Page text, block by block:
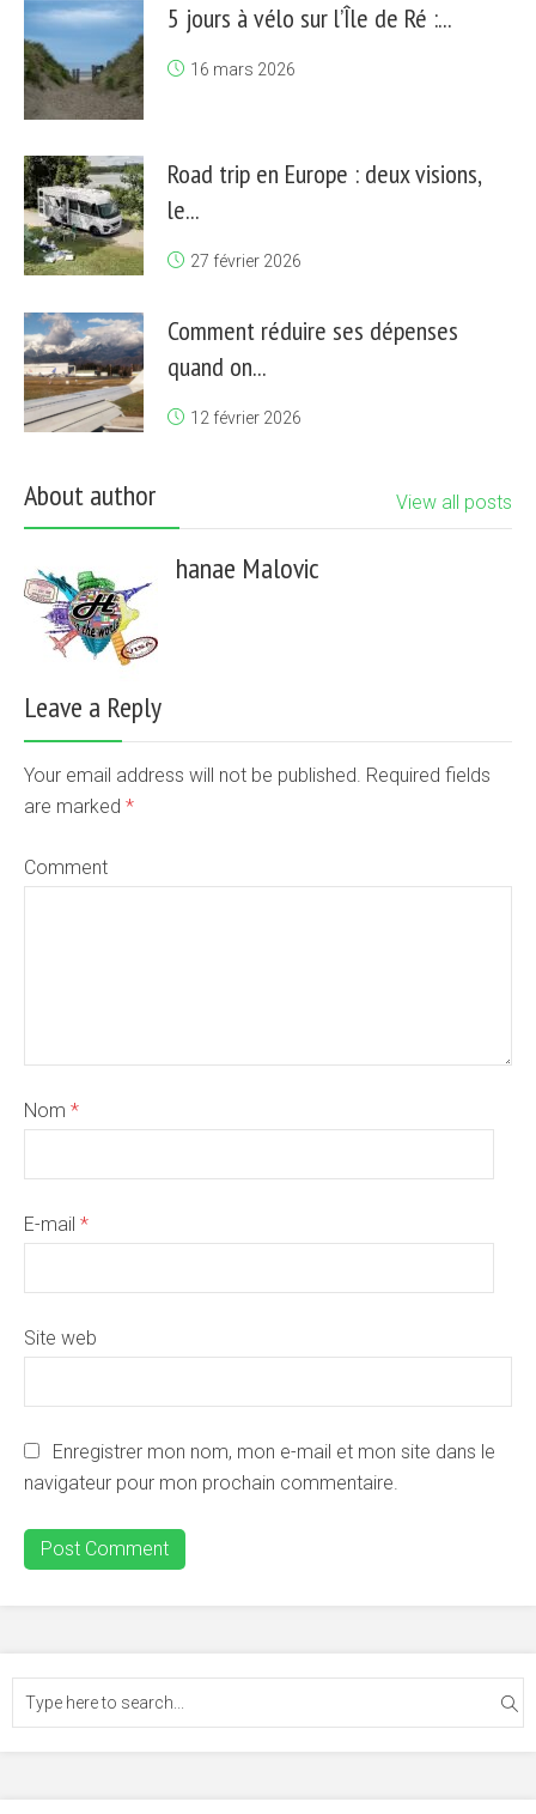
5 jours à vélo sur l’Île de Ré :...
16 mars 2026
Road trip en Europe : deux visions,
le...
27 février 2026
Comment réduire ses dépenses
quand on...
12 février 2026
About author View all posts
hanae Malovic
Leave a Reply
Your email address will not be published. Required fields
are marked *
Comment
Nom *
E-mail *
Site web
Enregistrer mon nom, mon e-mail et mon site dans le
navigateur pour mon prochain commentaire.